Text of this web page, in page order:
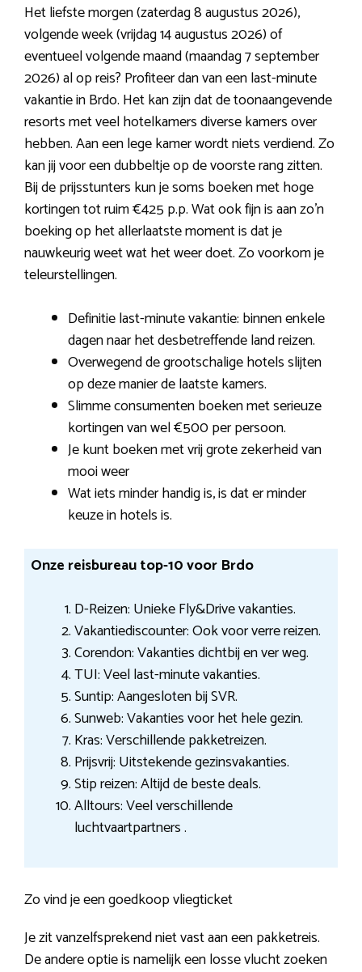
Het liefste morgen (zaterdag 8 augustus 2026),
volgende week (vrijdag 14 augustus 2026) of
eventueel volgende maand (maandag 7 september
2026) al op reis? Profiteer dan van een last-minute
vakantie in Brdo. Het kan zijn dat de toonaangevende
resorts met veel hotelkamers diverse kamers over
hebben. Aan een lege kamer wordt niets verdiend. Zo
kan jij voor een dubbeltje op de voorste rang zitten.
Bij de prijsstunters kun je soms boeken met hoge
kortingen tot ruim €425 p.p. Wat ook fijn is aan zo’n
boeking op het allerlaatste moment is dat je
nauwkeurig weet wat het weer doet. Zo voorkom je
teleurstellingen.
Definitie last-minute vakantie: binnen enkele
dagen naar het desbetreffende land reizen.
Overwegend de grootschalige hotels slijten
op deze manier de laatste kamers.
Slimme consumenten boeken met serieuze
kortingen van wel €500 per persoon.
Je kunt boeken met vrij grote zekerheid van
mooi weer
Wat iets minder handig is, is dat er minder
keuze in hotels is.
Onze reisbureau top-10 voor Brdo
D-Reizen: Unieke Fly&Drive vakanties.
Vakantiediscounter: Ook voor verre reizen.
Corendon: Vakanties dichtbij en ver weg.
TUI: Veel last-minute vakanties.
Suntip: Aangesloten bij SVR.
Sunweb: Vakanties voor het hele gezin.
Kras: Verschillende pakketreizen.
Prijsvrij: Uitstekende gezinsvakanties.
Stip reizen: Altijd de beste deals.
Alltours: Veel verschillende
luchtvaartpartners .
Zo vind je een goedkoop vliegticket
Je zit vanzelfsprekend niet vast aan een pakketreis.
De andere optie is namelijk een losse vlucht zoeken